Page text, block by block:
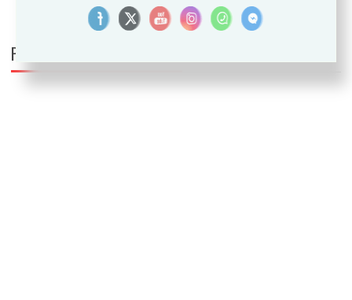
PUEDE INTERESARTE